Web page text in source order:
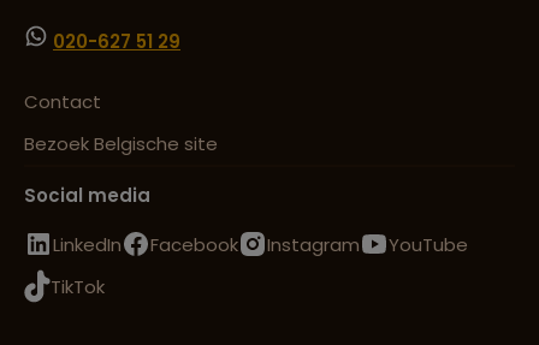
020-627 51 29
Contact
Bezoek Belgische site
Social media
LinkedIn
Facebook Instagram
YouTube
TikTok